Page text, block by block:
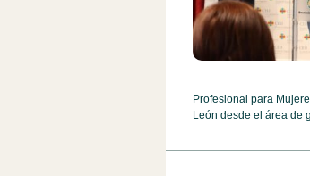
Profesional para
León desde el área de